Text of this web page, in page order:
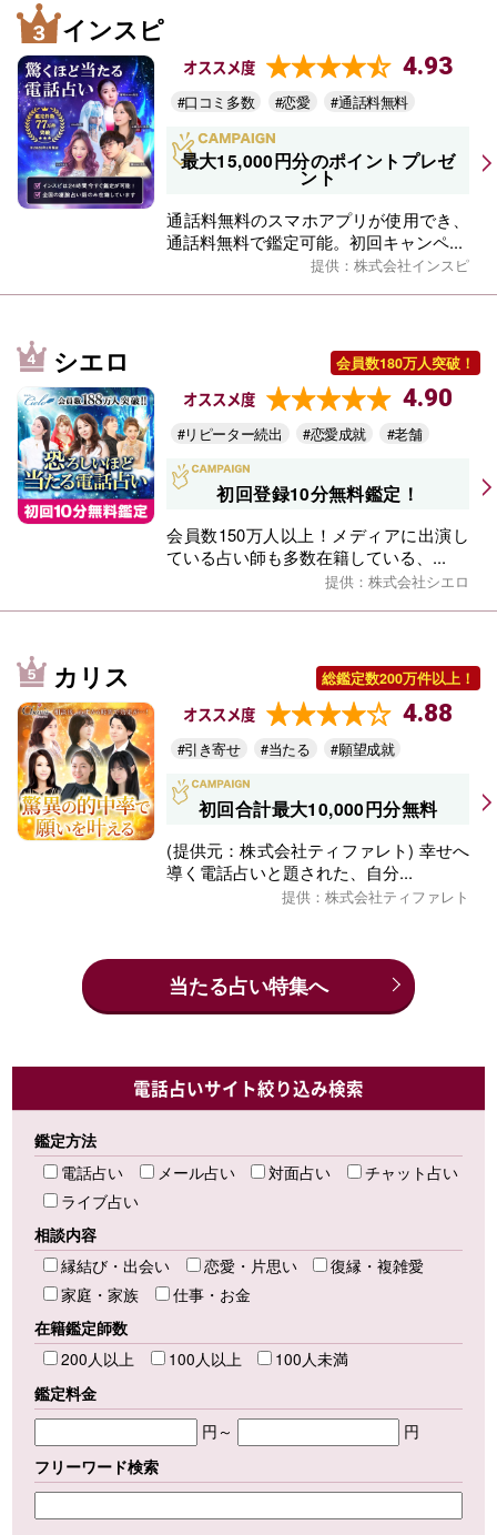
インスピ
オススメ度 4.93
#口コミ多数 #恋愛 #通話料無料
最大15,000円分のポイントプレゼ
ント
通話料無料のスマホアプリが使用でき、
通話料無料で鑑定可能。初回キャンペ...
提供：株式会社インスピ
シエロ 会員数180万人突破！
オススメ度 4.90
#リピーター続出 #恋愛成就 #老舗
初回登録10分無料鑑定！
会員数150万人以上！メディアに出演し
ている占い師も多数在籍している、...
提供：株式会社シエロ
カリス 総鑑定数200万件以上！
オススメ度 4.88
#引き寄せ #当たる #願望成就
初回合計最大10,000円分無料
(提供元：株式会社ティファレト) 幸せへ
導く電話占いと題された、自分...
提供：株式会社ティファレト
当たる占い特集へ
電話占いサイト絞り込み検索
鑑定方法
電話占い
メール占い 対面占い
チャット占い
ライブ占い
相談内容
縁結び・出会い
恋愛・片思い
復縁・複雑愛
家庭・家族
仕事・お金
在籍鑑定師数
200人以上
100人以上
100人未満
鑑定料金
円～
円
フリーワード検索